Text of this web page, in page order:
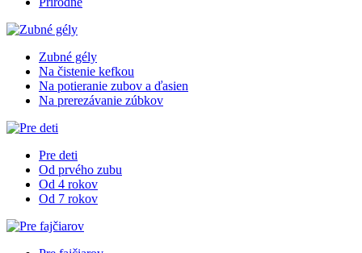
Zubné gély
Na čistenie kefkou
Na potieranie zubov a ďasien
Na prerezávanie zúbkov
Pre deti
Od prvého zubu
Od 4 rokov
Od 7 rokov